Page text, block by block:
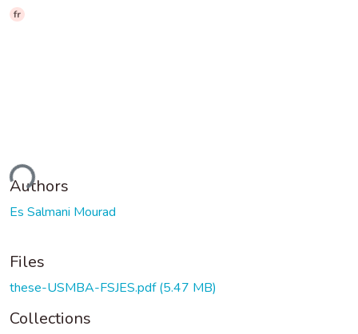
fr
Authors
Es Salmani Mourad
Files
these-USMBA-FSJES.pdf(5.47 MB)
Collections